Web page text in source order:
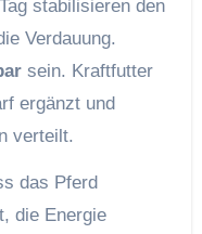
stabilisieren den
Verdauung.
sein. Kraftfutter
ergänzt und
verteilt.
das Pferd
die Energie